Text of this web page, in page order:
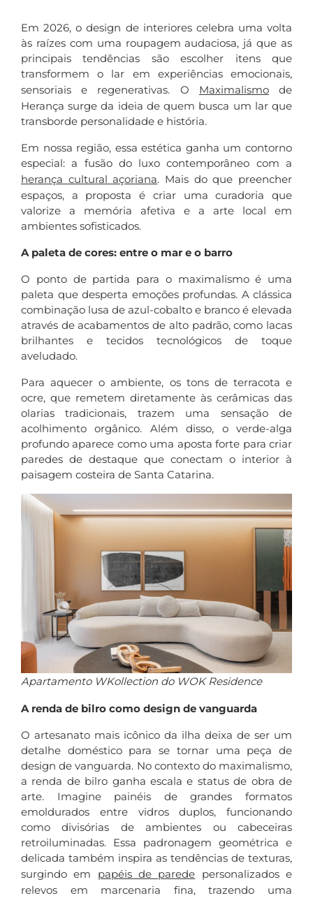
Em 2026, o design de interiores celebra uma volta
às raízes com uma roupagem audaciosa, já que as
principais tendências são escolher itens que
transformem o lar em experiências emocionais,
sensoriais e regenerativas. O Maximalismode
Herança surge da ideia de quem busca um lar que
transborde personalidade e história.
Em nossa região, essa estética ganha um contorno
especial: a fusão do luxo contemporâneo com a
herança cultural açoriana. Mais do que preencher
espaços, a proposta é criar uma curadoria que
valorize a memória afetiva e a arte local em
ambientes sofisticados.
A paleta de cores: entre o mar e o barro
O ponto de partida para o maximalismo é uma
paleta que desperta emoções profundas. A clássica
combinação lusa de azul-cobalto e branco é elevada
através de acabamentos de alto padrão, como lacas
brilhantes e tecidos tecnológicos de toque
aveludado.
Para aquecer o ambiente, os tons de terracota e
ocre, que remetem diretamente às cerâmicas das
olarias tradicionais, trazem uma sensação de
acolhimento orgânico. Além disso, o verde-alga
profundo aparece como uma aposta forte para criar
paredes de destaque que conectam o interior à
paisagem costeira de Santa Catarina.
Apartamento WKollection do WOK Residence
A renda de bilro como design de vanguarda
O artesanato mais icônico da ilha deixa de ser um
detalhe doméstico para se tornar uma peça de
design de vanguarda. No contexto do maximalismo,
a renda de bilro ganha escala e status de obra de
arte. Imagine painéis de grandes formatos
emoldurados entre vidros duplos, funcionando
como divisórias de ambientes ou cabeceiras
retroiluminadas. Essa padronagem geométrica e
delicada também inspira as tendências de texturas,
surgindo em papéis de parede personalizados e
relevos em marcenaria fina, trazendo uma